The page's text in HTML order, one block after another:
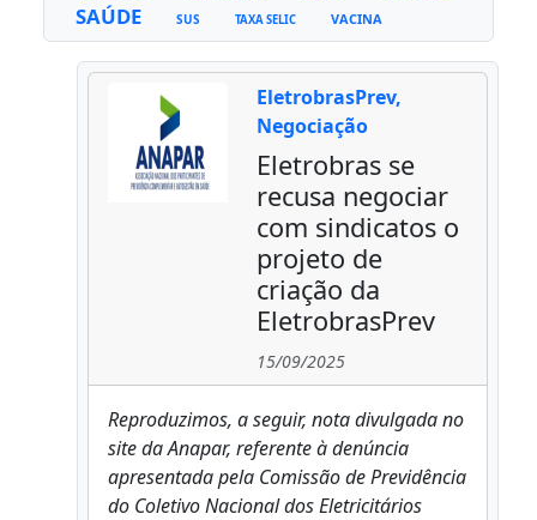
SAÚDE SUS TAXA SELIC VACINA
EletrobrasPrev,
Negociação
Eletrobras se
recusa negociar
com sindicatos o
projeto de
criação da
EletrobrasPrev
15/09/2025
Reproduzimos, a seguir, nota divulgada no
site da Anapar, referente à denúncia
apresentada pela Comissão de Previdência
do Coletivo Nacional dos Eletricitários